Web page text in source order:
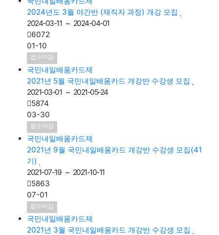
2024-03-11 ~ 2024-04-01
6072
01-10
접수마감
국민내일배움카드제
2021년 5월 국민내일배움카드 개강반 수강생 모집
2021-03-01 ~ 2021-05-24
5874
03-30
접수마감
국민내일배움카드제
2021년 9월 국민내일배움카드 개강반 수강생 모집(41
기)
2021-07-19 ~ 2021-10-11
5863
07-01
접수마감
국민내일배움카드제
2021년 3월 국민내일배움카드 개강반 수강생 모집
2021-01-04 ~ 2021-03-22